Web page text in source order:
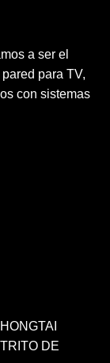
a ser el
para TV,
con sistemas
DE